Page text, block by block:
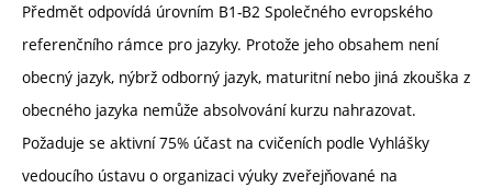
Předmět odpovídá úrovním B1-B2 Společného evropského
referenčního rámce pro jazyky. Protože jeho obsahem není
obecný jazyk, nýbrž odborný jazyk, maturitní nebo jiná zkouška z
obecného jazyka nemůže absolvování kurzu nahrazovat.
Požaduje se aktivní 75% účast na cvičeních podle Vyhlášky
vedoucího ústavu o organizaci výuky zveřejňované na